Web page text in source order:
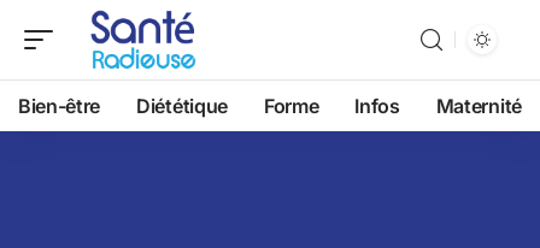
Bien-être Diététique Forme Infos Maternité